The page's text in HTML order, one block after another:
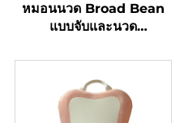
หมอนนวด Broad Bean
แบบจับและนวด